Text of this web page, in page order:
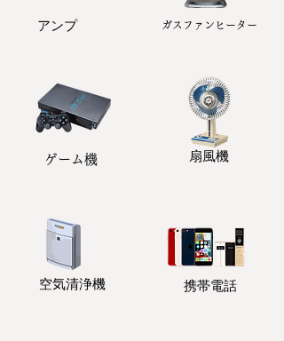
アンプ ガスファンヒーター
ゲーム機 扇風機
​空気清浄機 携帯電話